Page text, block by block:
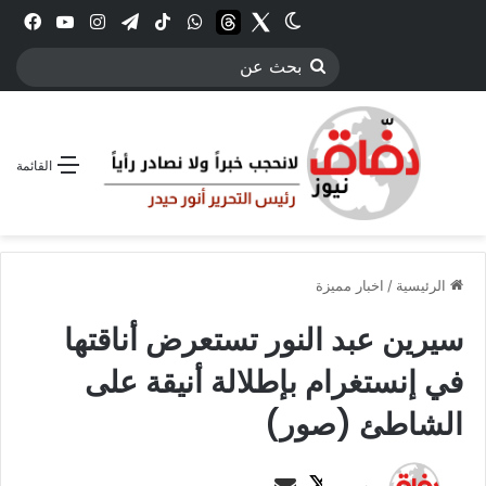
انستقرامتيلقرام‫TikTokواتسابthreadsTwitter
الوضع المظلم
بحث
القائمة
الرئيسية / اخبار مميزة
سيرين عبد النور تستعرض أناقتها
في إنستغرام بإطلالة أنيقة على
الشاطئ (صور)